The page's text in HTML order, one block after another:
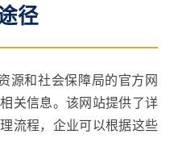
径
源和社会保障局的官方网
关信息。该网站提供了详
流程，企业可以根据这些